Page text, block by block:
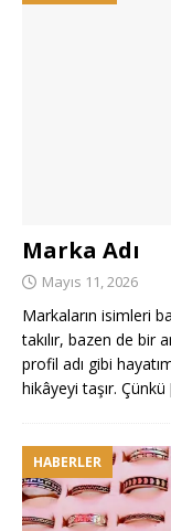
Marka Adı
Mayıs 11, 2026
Markaların isimleri
takılır, bazen de bir
profil adı gibi
hikâyeyi taşır. Çünkü
HABERLER